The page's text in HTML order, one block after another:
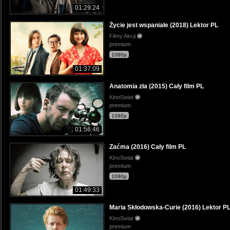
01:29:24
01:37:09
Życie jest wspaniałe (2018) Lektor PL
Filmy Akcji
premium
1080p
01:56:46
Anatomia zła (2015) Cały film PL
KinoSwiat
premium
1080p
01:49:33
Zaćma (2016) Cały film PL
KinoSwiat
premium
1080p
Maria Skłodowska-Curie (2016) Lektor PL
KinoSwiat
premium